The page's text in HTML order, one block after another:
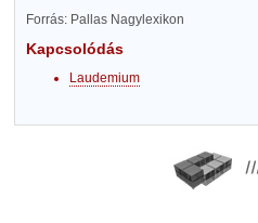
Forrás: Pallas Nagylexikon
Kapcsolódás
Laudemium